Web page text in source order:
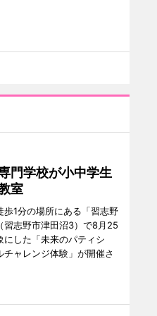
門学校が小中学生
室
歩1分の場所にある「習志野
習志野市津田沼3）で8月25
にした「未来のパティシ
チャレンジ体験」が開催さ